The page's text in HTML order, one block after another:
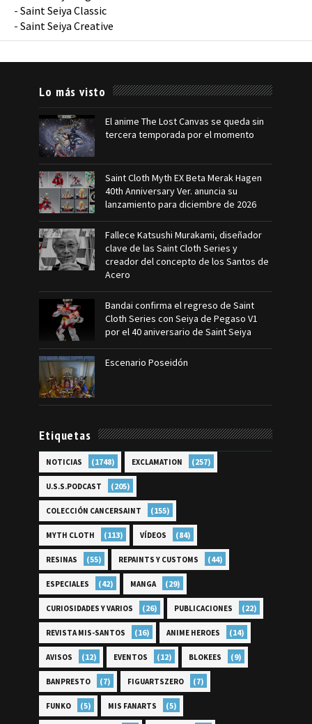
- Saint Seiya Classic
- Saint Seiya Creative
Lo más visto
El anime The Lost Canvas se queda sin
tercera temporada por el momento
Saint Cloth Myth EX Beta Merak Hagen
40th Anniversary Ver. anuncia su
lanzamiento para diciembre de 2026
Fallece Katsushi Murakami, diseñador
clave de las Saint Cloth Series y
creador del concepto de los Santos de
Acero
Bandai confirma el regreso de Saint
Cloth Series con Seiya de Pegaso V1
por el 40 aniversario de Saint Seiya
Escenario Poseidón
Etiquetas
NOTICIAS (1748) EXCLAMATION (257)
U.S.S.PODCAST (205)
COLECCIÓN CANCERSAINT (155)
MYTH CLOTH (113) VÍDEOS (84)
RESINAS (55) REPAINTS Y CUSTOMS (44)
ESPECIALES (42) MANGA (29)
CURIOSIDADES Y VARIOS (26) PUBLICACIONES (22)
REVISTA MIS-SANTOS (16) ANIME HEROES (14)
AVISOS (12) EVENTOS (12) BLOKEES (9)
BANPRESTO (7) FIGUARTSZERO (7)
FUNKO (5) MIS FANARTS (5)